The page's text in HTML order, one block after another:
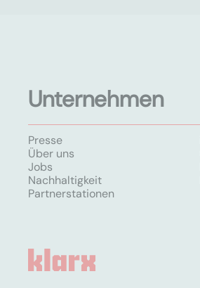
Unternehmen
Presse
Über uns
Jobs
Nachhaltigkeit
Partnerstationen